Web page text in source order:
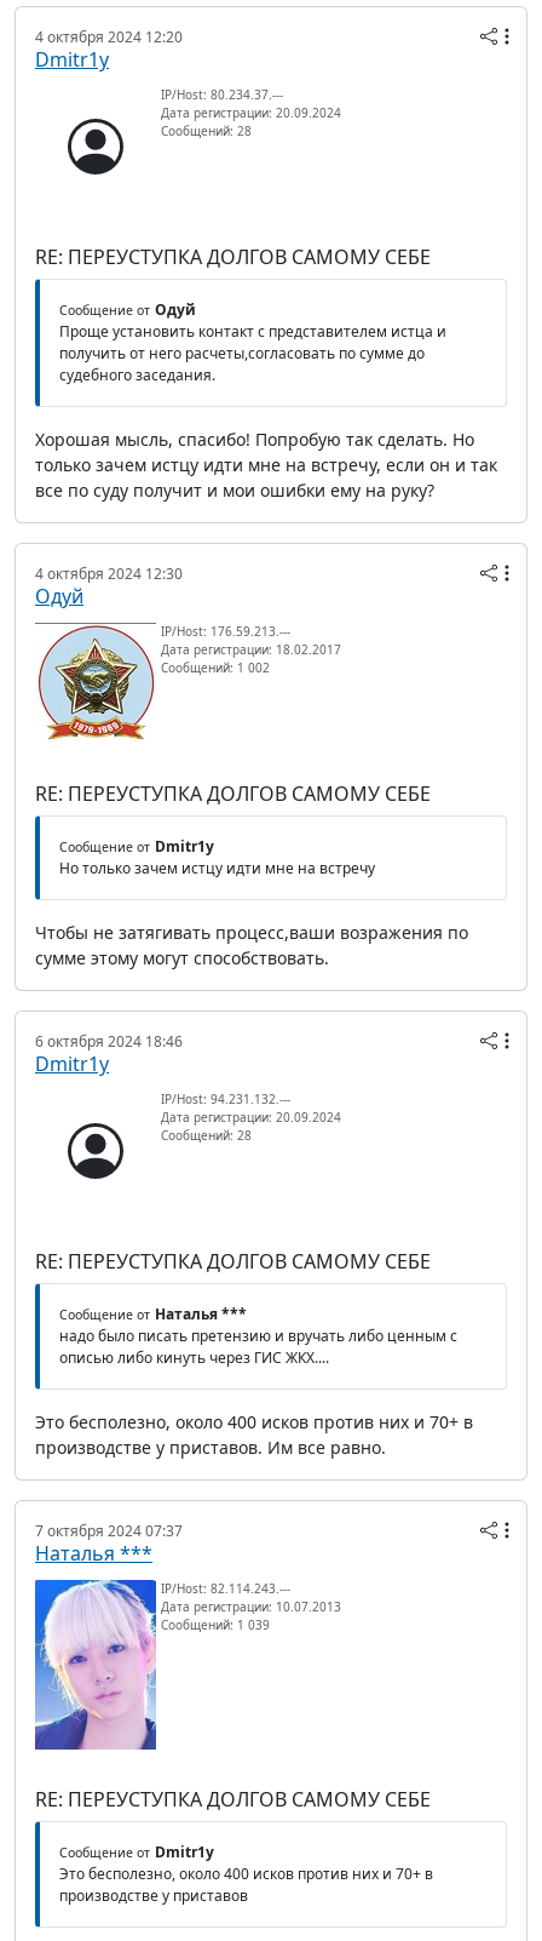
4 октября 2024 12:20
Dmitr1y
IP/Host: 80.234.37.---
Дата регистрации: 20.09.2024
Сообщений: 28
RE: ПЕРЕУСТУПКА ДОЛГОВ САМОМУ СЕБЕ
Сообщение от Одуй
Проще установить контакт с представителем истца и
получить от него расчеты,согласовать по сумме до
судебного заседания.
Хорошая мысль, спасибо! Попробую так сделать. Но
только зачем истцу идти мне на встречу, если он и так
все по суду получит и мои ошибки ему на руку?
4 октября 2024 12:30
Одуй
IP/Host: 176.59.213.---
Дата регистрации: 18.02.2017
Сообщений: 1 002
RE: ПЕРЕУСТУПКА ДОЛГОВ САМОМУ СЕБЕ
Сообщение от Dmitr1y
Но только зачем истцу идти мне на встречу
Чтобы не затягивать процесс,ваши возражения по
сумме этому могут способствовать.
6 октября 2024 18:46
Dmitr1y
IP/Host: 94.231.132.---
Дата регистрации: 20.09.2024
Сообщений: 28
RE: ПЕРЕУСТУПКА ДОЛГОВ САМОМУ СЕБЕ
Сообщение от Наталья ***
надо было писать претензию и вручать либо ценным с
описью либо кинуть через ГИС ЖКХ....
Это бесполезно, около 400 исков против них и 70+ в
производстве у приставов. Им все равно.
7 октября 2024 07:37
Наталья ***
IP/Host: 82.114.243.---
Дата регистрации: 10.07.2013
Сообщений: 1 039
RE: ПЕРЕУСТУПКА ДОЛГОВ САМОМУ СЕБЕ
Сообщение от Dmitr1y
Это бесполезно, около 400 исков против них и 70+ в
производстве у приставов